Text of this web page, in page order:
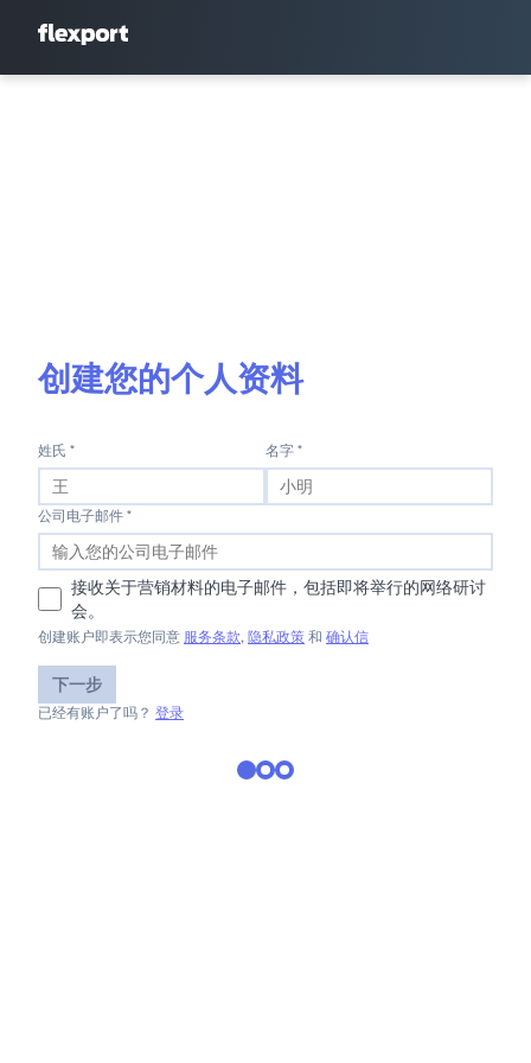
创建您的个人资料
姓氏 * 名字 *
公司电子邮件 *
接收关于营销材料的电子邮件，包括即将举行的网络研讨
会。
创建账户即表示您同意 服务条款, 隐私政策 和 确认信
下一步
已经有账户了吗？ 登录